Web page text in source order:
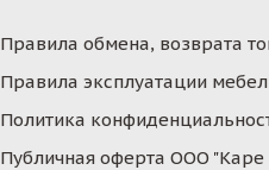
Правила обмена, возврата
Правила эксплуатации
Политика
Публичная оферта ООО